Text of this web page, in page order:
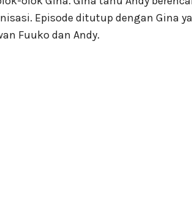
Episode ditutup dengan Gina
Fuuko dan Andy.